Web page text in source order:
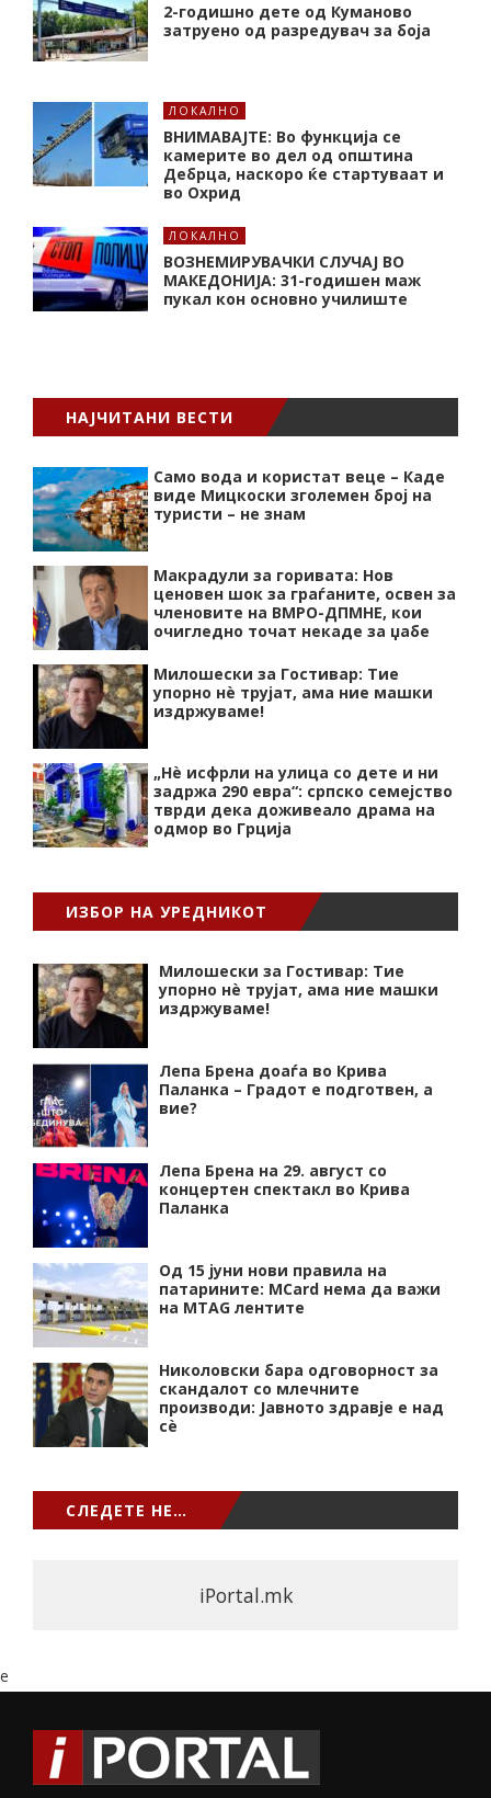
2-годишно дете од Куманово
затруено од разредувач за боја
ЛОКАЛНО
ВНИМАВАЈТЕ: Во функција се
камерите во дел од општина
Дебрца, наскоро ќе стартуваат и
во Охрид
ЛОКАЛНО
ВОЗНЕМИРУВАЧКИ СЛУЧАЈ ВО
МАКЕДОНИЈА: 31-годишен маж
пукал кон основнo училиште
НАЈЧИТАНИ ВЕСТИ
Само вода и користат веце – Каде
виде Мицкоски зголемен број на
туристи – не знам
Макрадули за горивата: Нов
ценовен шок за граѓаните, освен за
членовите на ВМРО-ДПМНЕ, кои
очигледно точат некаде за џабе
Милошески за Гостивар: Тие
упорно нѐ трујат, ама ние машки
издржуваме!
„Нѐ исфрли на улица со дете и ни
задржа 290 евра“: српско семејство
тврди дека доживеало драма на
одмор во Грција
ИЗБОР НА УРЕДНИКОТ
Милошески за Гостивар: Тие
упорно нѐ трујат, ама ние машки
издржуваме!
Лепа Брена доаѓа во Крива
Паланка – Градот е подготвен, а
вие?
Лепа Брена на 29. август со
концертен спектакл во Крива
Паланка
Од 15 јуни нови правила на
патарините: MCard нема да важи
на MTAG лентите
Николовски бара одговорност за
скандалот со млечните
производи: Јавното здравје е над
сѐ
СЛЕДЕТЕ НЕ…
iPortal.mk
e